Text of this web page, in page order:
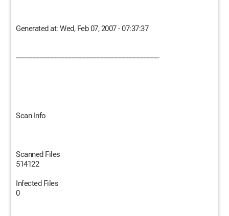
Generated at: Wed, Feb 07, 2007 - 07:37:37
--------------------------------------------------------------------------------
Scan Info
Scanned Files
514122
Infected Files
0